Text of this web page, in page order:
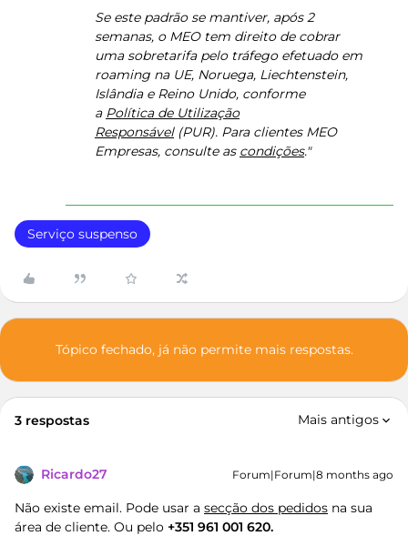
Se este padrão se mantiver, após 2
semanas, o MEO tem direito de cobrar
uma sobretarifa pelo tráfego efetuado em
roaming na UE, Noruega, Liechtenstein,
Islândia e Reino Unido, conforme
a Política de Utilização
Responsável(PUR). Para clientes MEO
Empresas, consulte as condições."
Serviço suspenso
Tópico fechado, já não permite mais respostas.
3 respostas Mais antigos
Ricardo27 Forum|Forum|8 months ago
Não existe email. Pode usar a secção dos pedidos na sua
área de cliente. Ou pelo +351 961 001 620.